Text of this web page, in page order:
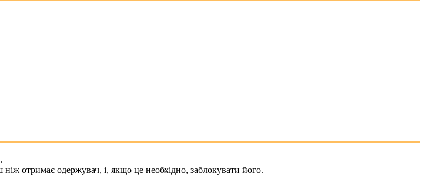
отримає одержувач, і, якщо це необхідно, заблокувати його.